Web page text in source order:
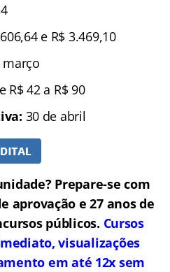
e R$ 3.469,10
março
R$ 42 a R$ 90
30 de abril
Prepare-se com
aprovação e 27 anos de
públicos. Cursos
visualizações
em até 12x sem